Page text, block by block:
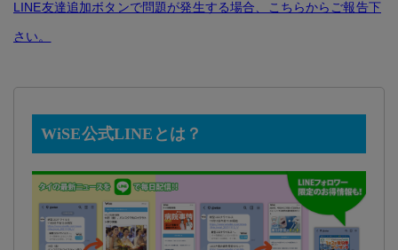
LINE友達追加ボタンで問題が発生する場合、こちらからご報告下
さい。
WiSE公式LINEとは？